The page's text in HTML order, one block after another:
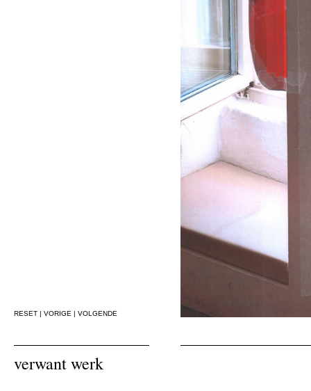
RESET | VORIGE | VOLGENDE
verwant werk